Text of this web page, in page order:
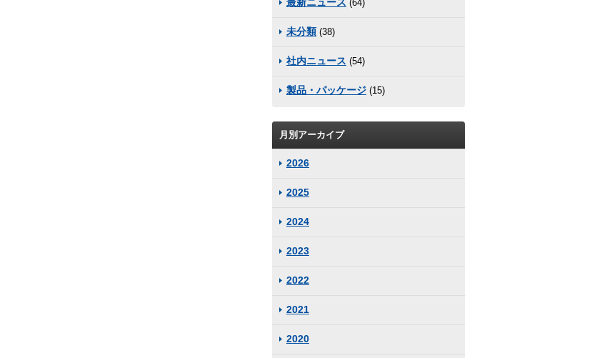
(64)
未分類 (38)
社内ニュース (54)
製品・パッケージ (15)
月別アーカイブ
2026
2025
2024
2023
2022
2021
2020